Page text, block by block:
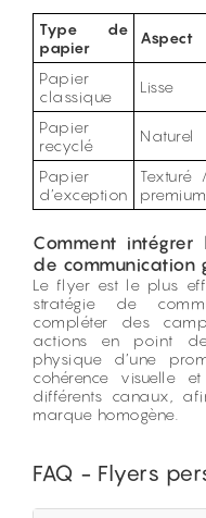
Type de
papier
Aspect
Papier
classique
Lisse
Papier
recyclé
Naturel
Papier
d’exception
Texturé /
premium
Comment
de communication
Le flyer est le plus
stratégie de
compléter des
actions en point
physique d’une
cohérence visuelle
différents canaux,
marque homogène.
FAQ - Flyers